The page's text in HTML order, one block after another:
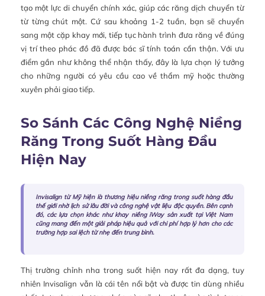
tạo một lực di chuyển chính xác, giúp các răng dịch chuyển từ
từ từng chút một. Cứ sau khoảng 1-2 tuần, bạn sẽ chuyển
sang một cặp khay mới, tiếp tục hành trình đưa răng về đúng
vị trí theo phác đồ đã được bác sĩ tính toán cẩn thận. Với ưu
điểm gần như không thể nhận thấy, đây là lựa chọn lý tưởng
cho những người có yêu cầu cao về thẩm mỹ hoặc thường
xuyên phải giao tiếp.
So Sánh Các Công Nghệ Niềng
Răng Trong Suốt Hàng Đầu
Hiện Nay
Invisalign từ Mỹ hiện là thương hiệu niềng răng trong suốt hàng đầu
thế giới nhờ lịch sử lâu đời và công nghệ vật liệu độc quyền. Bên cạnh
đó, các lựa chọn khác như khay niềng iWay sản xuất tại Việt Nam
cũng mang đến một giải pháp hiệu quả với chi phí hợp lý hơn cho các
trường hợp sai lệch từ nhẹ đến trung bình.
Thị trường chỉnh nha trong suốt hiện nay rất đa dạng, tuy
nhiên Invisalign vẫn là cái tên nổi bật và được tin dùng nhiều